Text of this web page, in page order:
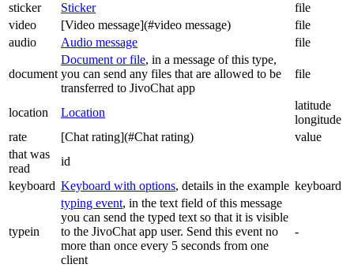
sticker
Sticker
file
video
[Video message](#video message)
file
audio
Audio message file
document
Document or file, in a message of this type,
you can send any files that are allowed to be
transferred to JivoChat app
file
location Location
latitude
longitude
rate
[Chat rating](#Chat rating)
value
that was
read
id
keyboard Keyboard with options, details in the example keyboard
typein
typing event, in the text field of this message
you can send the typed text so that it is visible
to the JivoChat app user. Send this event no
more than once every 5 seconds from one
client
-